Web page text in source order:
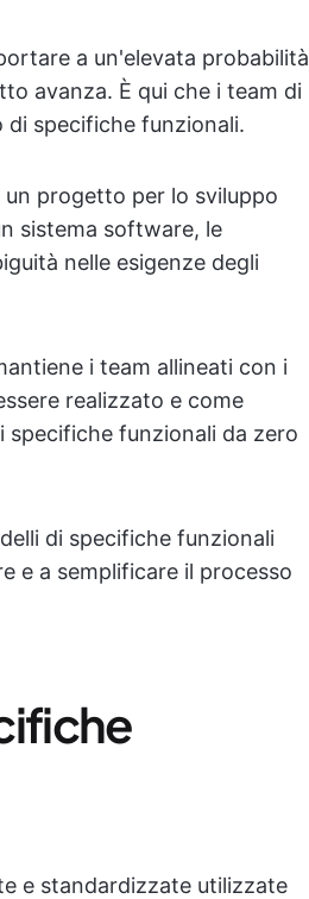
a un'elevata probabilità
avanza. È qui che i team di
specifiche funzionali.
progetto per lo sviluppo
sistema software, le
nelle esigenze degli
i team allineati con i
realizzato e come
funzionali da zero
di specifiche funzionali
e a semplificare il processo
e standardizzate utilizzate